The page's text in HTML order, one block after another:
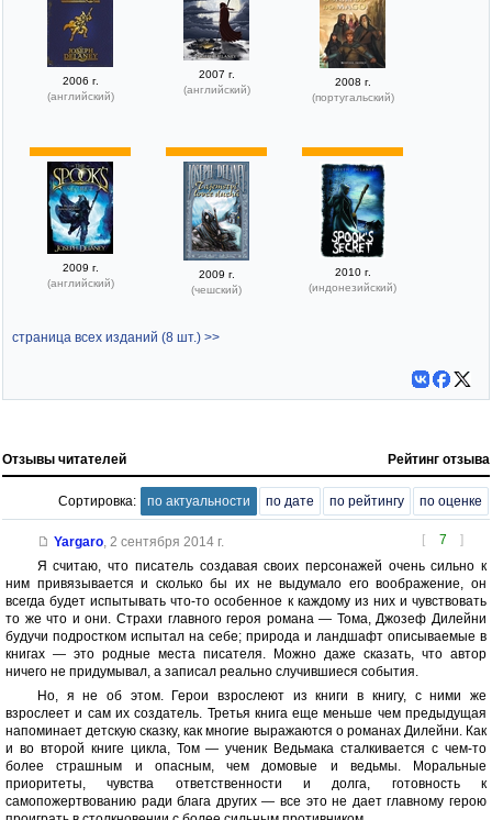
2006 г.
(английский)
2007 г.
(английский)
2008 г.
(португальский)
2009 г.
(английский)
2009 г.
(чешский)
2010 г.
(индонезийский)
страница всех изданий (8 шт.) >>
Отзывы читателей Рейтинг отзыва
Сортировка: по актуальности по дате по рейтингу по оценке
[ 7 ]
Yargaro, 2 сентября 2014 г.
Я считаю, что писатель создавая своих персонажей очень сильно к
ним привязывается и сколько бы их не выдумало его воображение, он
всегда будет испытывать что-то особенное к каждому из них и чувствовать
то же что и они. Страхи главного героя романа — Тома, Джозеф Дилейни
будучи подростком испытал на себе; природа и ландшафт описываемые в
книгах — это родные места писателя. Можно даже сказать, что автор
ничего не придумывал, а записал реально случившиеся события.
Но, я не об этом. Герои взрослеют из книги в книгу, с ними же
взрослеет и сам их создатель. Третья книга еще меньше чем предыдущая
напоминает детскую сказку, как многие выражаются о романах Дилейни. Как
и во второй книге цикла, Том — ученик Ведьмака сталкивается с чем-то
более страшным и опасным, чем домовые и ведьмы. Моральные
приоритеты, чувства ответственности и долга, готовность к
самопожертвованию ради блага других — все это не дает главному герою